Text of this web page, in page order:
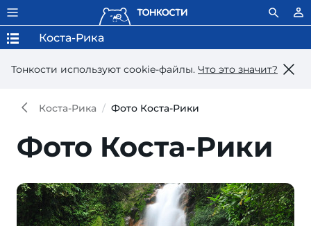
Тонкости используют сookie-файлы. Что это значит?
Коста-Рика
Коста-Рика Фото Коста-Рики
Фото Коста-Рики